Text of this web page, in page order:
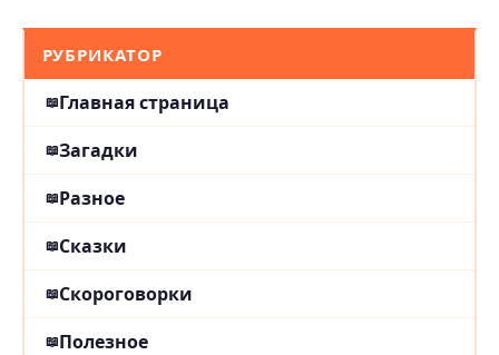
РУБРИКАТОР
Главная страница
Загадки
Разное
Сказки
Скороговорки
Полезное